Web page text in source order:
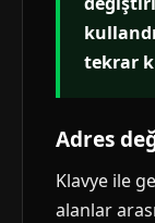
tekrar
Adres
Klavye ile
alanlar